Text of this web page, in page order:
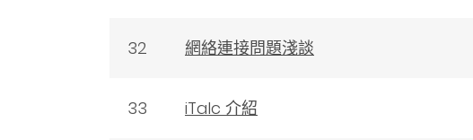
32 網絡連接問題淺談
33 iTalc 介紹